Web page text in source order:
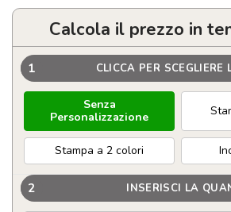
Calcola il prezzo in
1 CLICCA PER SCEGLIERE
Senza
Personalizzazione
Stampa a 2 colori
2 INSERISCI LA